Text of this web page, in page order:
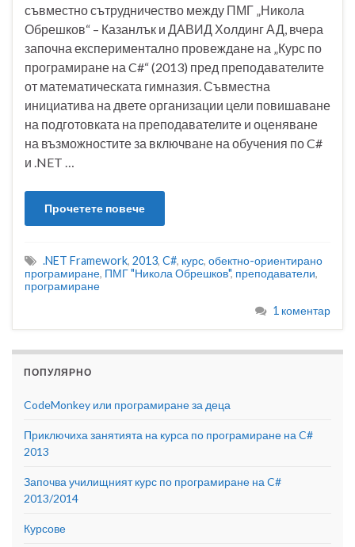
съвместно сътрудничество между ПМГ „Никола
Обрешков“ – Казанлък и ДАВИД Холдинг АД, вчера
започна експериментално провеждане на „Курс по
програмиране на C#“ (2013) пред преподавателите
от математическата гимназия. Съвместна
инициатива на двете организации цели повишаване
на подготовката на преподавателите и оценяване
на възможностите за включване на обучения по C#
и .NET …
Прочетете повече
.NET Framework, 2013, C#, курс, обектно-ориентирано
програмиране, ПМГ "Никола Обрешков", преподаватели,
програмиране
1 коментар
ПОПУЛЯРНО
CodeMonkey или програмиране за деца
Приключиха занятията на курса по програмиране на C#
2013
Започва училищният курс по програмиране на C#
2013/2014
Курсове